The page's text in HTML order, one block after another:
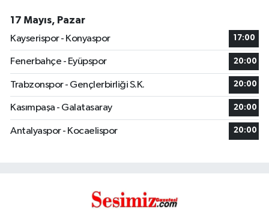
17 Mayıs, Pazar
Kayserispor - Konyaspor
17:00
Fenerbahçe - Eyüpspor 20:00
Trabzonspor - Gençlerbirliği S.K. 20:00
Kasımpaşa - Galatasaray 20:00
Antalyaspor - Kocaelispor 20:00